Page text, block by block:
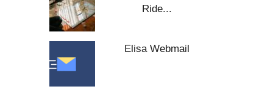
Ride...
Elisa Webmail